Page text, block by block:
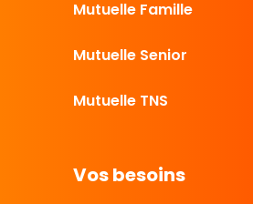
Mutuelle Famille
Mutuelle Senior
Mutuelle TNS
Vos besoins